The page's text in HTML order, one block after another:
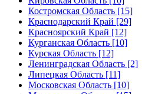
Костромская Область [15]
Краснодарский Край [29]
Красноярский Край [12]
Курганская Область [10]
Курская Область [12]
Ленинградская Область [2]
Липецкая Область [11]
Московская Область [10]